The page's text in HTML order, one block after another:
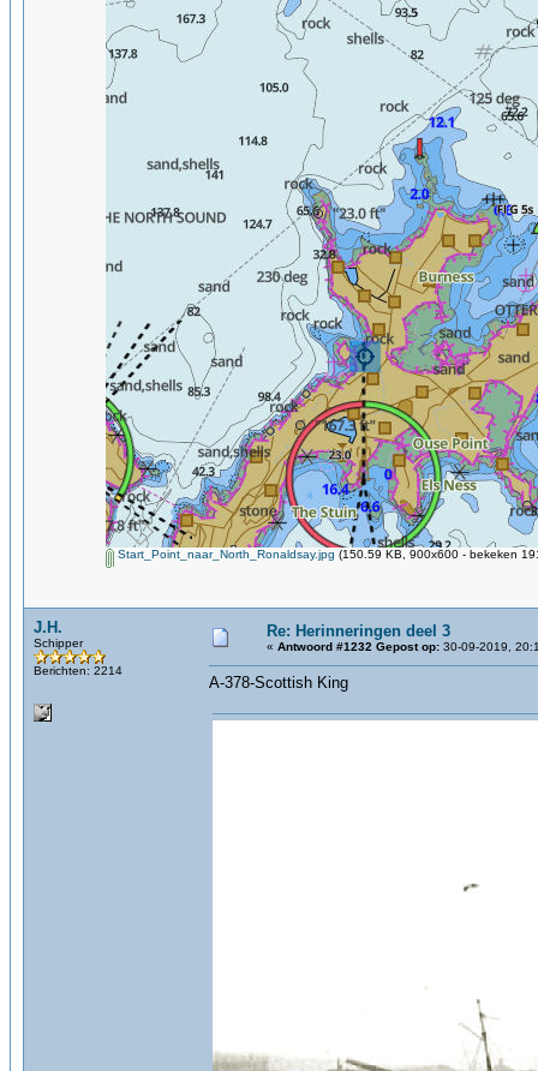
Start_Point_naar_North_Ronaldsay.jpg (150.59 KB, 900x600 - bekeken
J.H.
Schipper
Berichten: 2214
Re: Herinneringen deel 3
« Antwoord #1232 Gepost op: 30-09-2019,
A-378-Scottish King